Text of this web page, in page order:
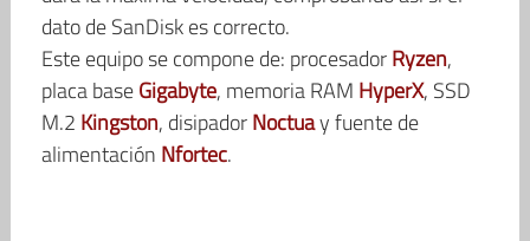
dato de SanDisk es correcto.
Este equipo se compone de: procesadorRyzen,
placa baseGigabyte, memoria RAM HyperX, SSD
M.2 Kingston, disipadorNoctuay fuente de
alimentación Nfortec.